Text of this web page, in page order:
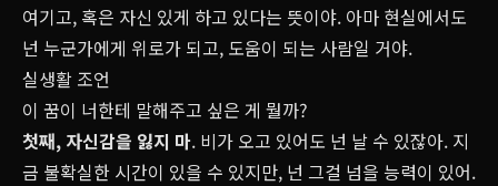
여기고, 혹은 자신 있게 하고 있다는 뜻이야. 아마 현실에서도
넌 누군가에게 위로가 되고, 도움이 되는 사람일 거야.
실생활 조언
이 꿈이 너한테 말해주고 싶은 게 뭘까?
첫째, 자신감을 잃지 마. 비가 오고 있어도 넌 날 수 있잖아. 지
금 불확실한 시간이 있을 수 있지만, 넌 그걸 넘을 능력이 있어.